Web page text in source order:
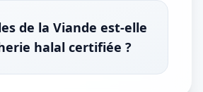
de la Viande est-elle
halal certifiée ?